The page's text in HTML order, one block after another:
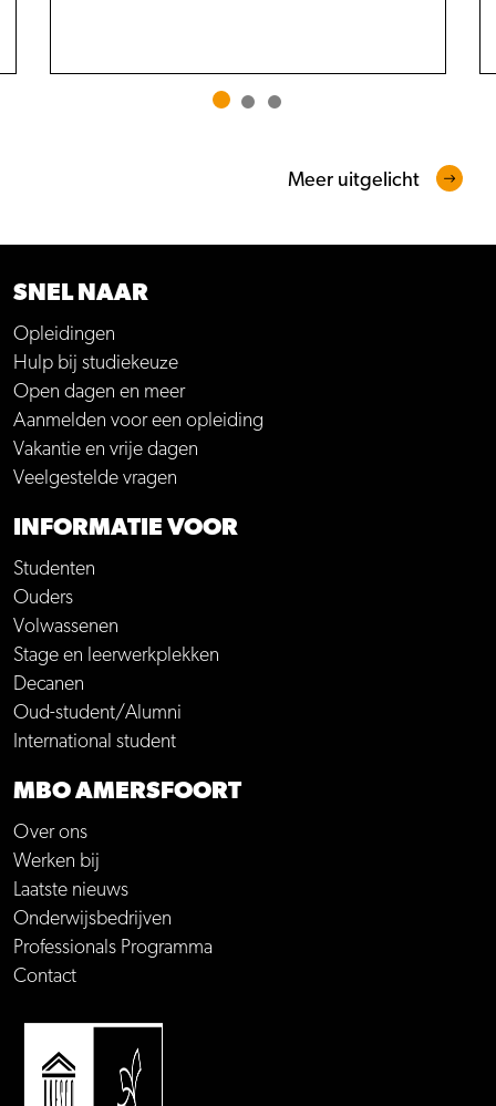
Meer uitgelicht
SNEL NAAR
Opleidingen
Hulp bij studiekeuze
Open dagen en meer
Aanmelden voor een opleiding
Vakantie en vrije dagen
Veelgestelde vragen
INFORMATIE VOOR
Studenten
Ouders
Volwassenen
Stage en leerwerkplekken
Decanen
Oud-student/Alumni
International student
MBO AMERSFOORT
Over ons
Werken bij
Laatste nieuws
Onderwijsbedrijven
Professionals Programma
Contact